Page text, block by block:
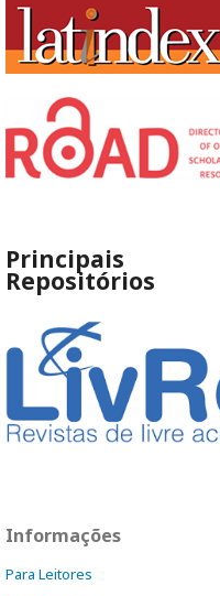
Principais
Repositórios
Informações
Para Leitores